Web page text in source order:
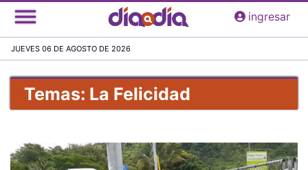
Pasar
al
principal
ingresar
JUEVES 06 DE AGOSTO DE 2026
Temas: La Felicidad